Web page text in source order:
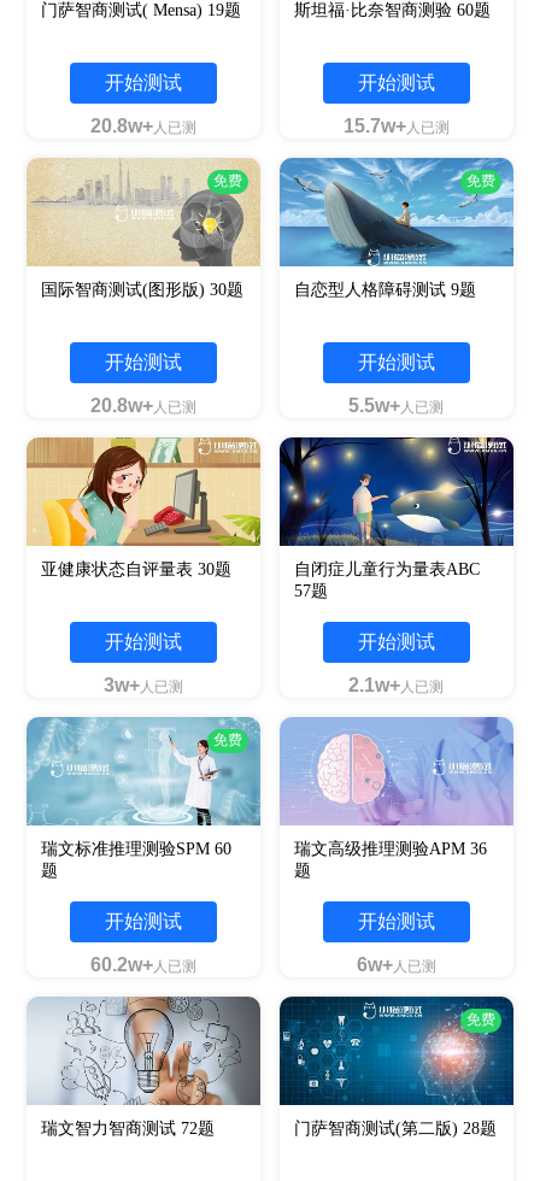
门萨智商测试( Mensa) 19题
开始测试
20.8w+人已测
斯坦福·比奈智商测验 60题
开始测试
15.7w+人已测
免费
国际智商测试(图形版) 30题
开始测试
20.8w+人已测
免费
自恋型人格障碍测试 9题
开始测试
5.5w+人已测
亚健康状态自评量表 30题
开始测试
3w+人已测
自闭症儿童行为量表ABC
57题
开始测试
2.1w+人已测
免费
瑞文标准推理测验SPM 60
题
开始测试
60.2w+人已测
瑞文高级推理测验APM 36
题
开始测试
6w+人已测
瑞文智力智商测试 72题
免费
门萨智商测试(第二版) 28题